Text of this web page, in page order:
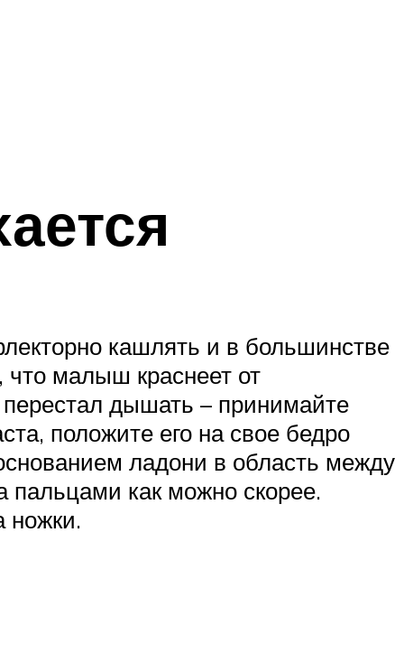
кашлять и в большинстве
что малыш краснеет от
дышать – принимайте
положите его на свое бедро
ладони в область между
пальцами как можно скорее.
ножки.